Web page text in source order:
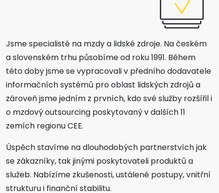
Jsme specialisté na mzdy a lidské zdroje. Na českém
a slovenském trhu působíme od roku 1991. Během
této doby jsme se vypracovali v předního dodavatele
informačních systémů pro oblast lidských zdrojů a
zároveň jsme jedním z prvních, kdo své služby rozšířil i
o mzdový outsourcing poskytovaný v dalších 11
zemích regionu CEE.
Úspěch stavíme na dlouhodobých partnerstvích jak
se zákazníky, tak jinými poskytovateli produktů a
služeb. Nabízíme zkušenosti, ustálené postupy, vnitřní
strukturu i finanční stabilitu.